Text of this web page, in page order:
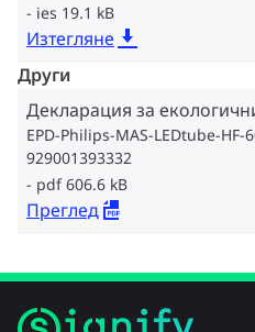
ies 19.1 kB
Изтегляне
Други
Декларация за
EPD-Philips-MAS-LEDtube-HF-
929001393332
pdf 606.6 kB
Преглед